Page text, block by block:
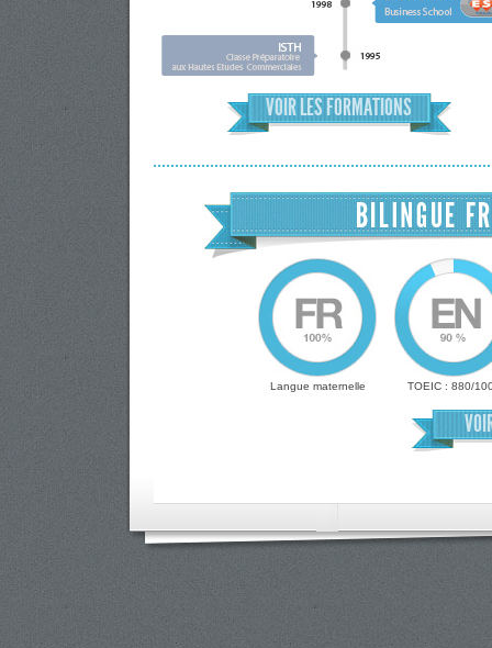
VOIR LES FORMATIONS
Langue maternelle TOEIC : 880/